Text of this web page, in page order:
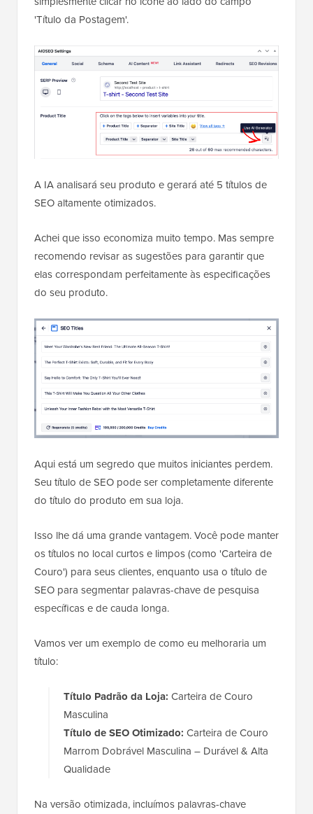
'Título da Postagem'.
A IA analisará seu produto e gerará até 5 títulos de
SEO altamente otimizados.
Achei que isso economiza muito tempo. Mas sempre
recomendo revisar as sugestões para garantir que
elas correspondam perfeitamente às especificações
do seu produto.
Aqui está um segredo que muitos iniciantes perdem.
Seu título de SEO pode ser completamente diferente
do título do produto em sua loja.
Isso lhe dá uma grande vantagem. Você pode manter
os títulos no local curtos e limpos (como 'Carteira de
Couro') para seus clientes, enquanto usa o título de
SEO para segmentar palavras-chave de pesquisa
específicas e de cauda longa.
Vamos ver um exemplo de como eu melhoraria um
título:
Título Padrão da Loja: Carteira de Couro
Masculina
Título de SEO Otimizado: Carteira de Couro
Marrom Dobrável Masculina – Durável & Alta
Qualidade
Na versão otimizada, incluímos palavras-chave